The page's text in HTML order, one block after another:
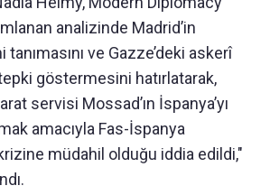
analizinde Madrid’in
tanımasını ve Gazze’deki askerî
göstermesini hatırlatarak,
servisi Mossad’ın İspanya’yı
amacıyla Fas-İspanya
müdahil olduğu iddia edildi,"